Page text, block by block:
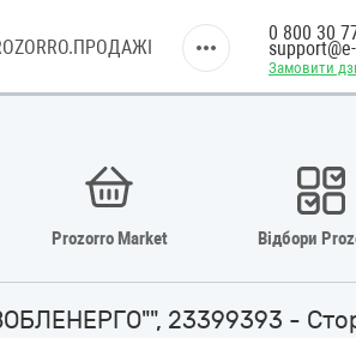
Замовити
0 800 30
Prozorro Market Відбори
23399393 -